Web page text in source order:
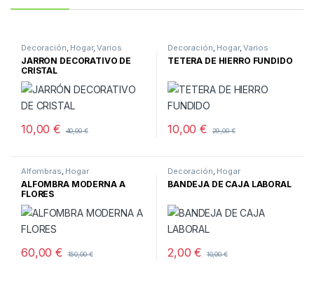
Decoración, Hogar,Varios
JARRÓN DECORATIVO DE
CRISTAL
10,00€ 40,00€
Decoración, Hogar,Varios
TETERA DE HIERRO FUNDIDO
10,00€ 29,00€
Alfombras Hogar
ALFOMBRA MODERNA A
FLORES
60,00€ 150,00€
Decoración Hogar
BANDEJA DE CAJA LABORAL
2,00€ 10,00€